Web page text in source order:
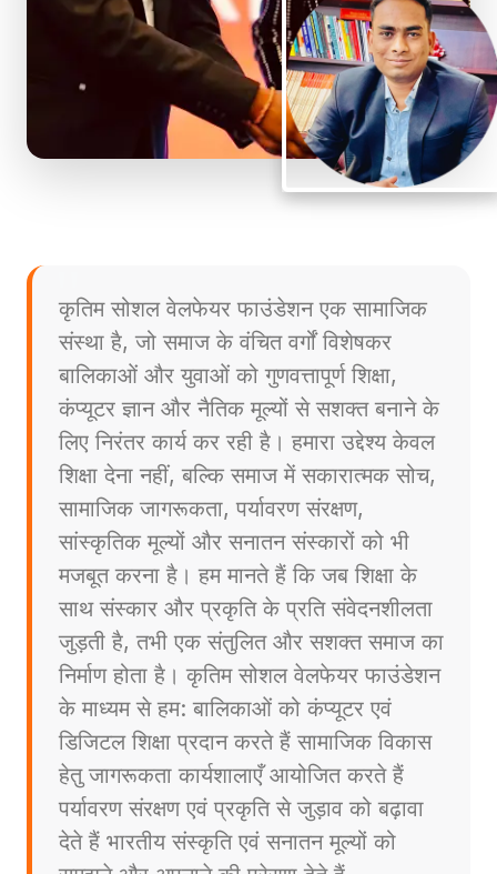
कृतिम सोशल वेलफेयर फाउंडेशन एक सामाजिक
संस्था है, जो समाज के वंचित वर्गों विशेषकर
बालिकाओं और युवाओं को गुणवत्तापूर्ण शिक्षा,
कंप्यूटर ज्ञान और नैतिक मूल्यों से सशक्त बनाने के
लिए निरंतर कार्य कर रही है। हमारा उद्देश्य केवल
शिक्षा देना नहीं, बल्कि समाज में सकारात्मक सोच,
सामाजिक जागरूकता, पर्यावरण संरक्षण,
सांस्कृतिक मूल्यों और सनातन संस्कारों को भी
मजबूत करना है। हम मानते हैं कि जब शिक्षा के
साथ संस्कार और प्रकृति के प्रति संवेदनशीलता
जुड़ती है, तभी एक संतुलित और सशक्त समाज का
निर्माण होता है। कृतिम सोशल वेलफेयर फाउंडेशन
के माध्यम से हम: बालिकाओं को कंप्यूटर एवं
डिजिटल शिक्षा प्रदान करते हैं सामाजिक विकास
हेतु जागरूकता कार्यशालाएँ आयोजित करते हैं
पर्यावरण संरक्षण एवं प्रकृति से जुड़ाव को बढ़ावा
देते हैं भारतीय संस्कृति एवं सनातन मूल्यों को